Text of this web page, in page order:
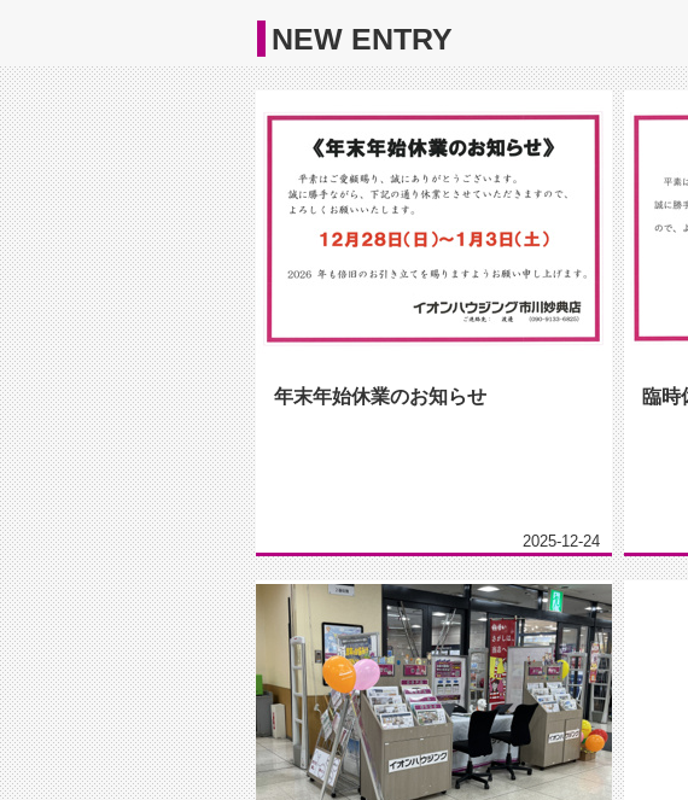
NEW ENTRY
年末年始休業のお知らせ
2025-12-24
臨時